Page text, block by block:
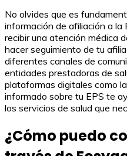
No olvides que es
información de afiliación a la
recibir una atención médica
hacer seguimiento de tu
diferentes canales de
entidades prestadoras de
plataformas digitales como
informado sobre tu EPS te
los servicios de salud que
¿Cómo puedo